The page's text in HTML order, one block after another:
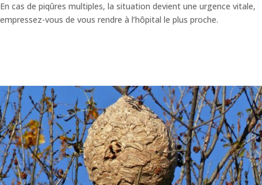
En cas de piqûres multiples, la situation devient une urgence vitale,
empressez-vous de vous rendre à l’hôpital le plus proche.